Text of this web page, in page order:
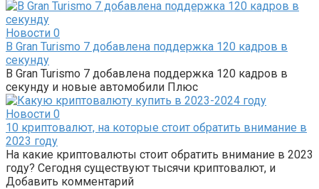
Новости 0
В Gran Turismo 7 добавлена ​​поддержка 120 кадров в
секунду
В Gran Turismo 7 добавлена ​​поддержка 120 кадров в
секунду и новые автомобили Плюс
Новости 0
10 криптовалют, на которые стоит обратить внимание в
2023 году
На какие криптовалюты стоит обратить внимание в 2023
году? Сегодня существуют тысячи криптовалют, и
Добавить комментарий